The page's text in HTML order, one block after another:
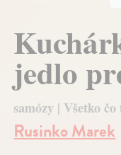
jedlo
samózy | Všetko
Rusinko Marek